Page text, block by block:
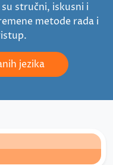
stručni, iskusni i
metode rada i
jezika